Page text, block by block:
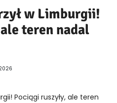
w Limburgii!
teren nadal
Pociągi ruszyły, ale teren